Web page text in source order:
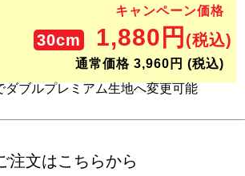
キャンペーン価格
30cm 1,880円 (税込)
通常価格 3,960円 (税込)
ダブルプレミアム生地へ変更可能
注文はこちらから